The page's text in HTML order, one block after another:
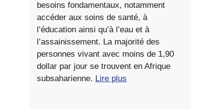
besoins fondamentaux, notamment
accéder aux soins de santé, à
l’éducation ainsi qu’à l’eau et à
l’assainissement. La majorité des
personnes vivant avec moins de 1,90
dollar par jour se trouvent en Afrique
subsaharienne. Lire plus